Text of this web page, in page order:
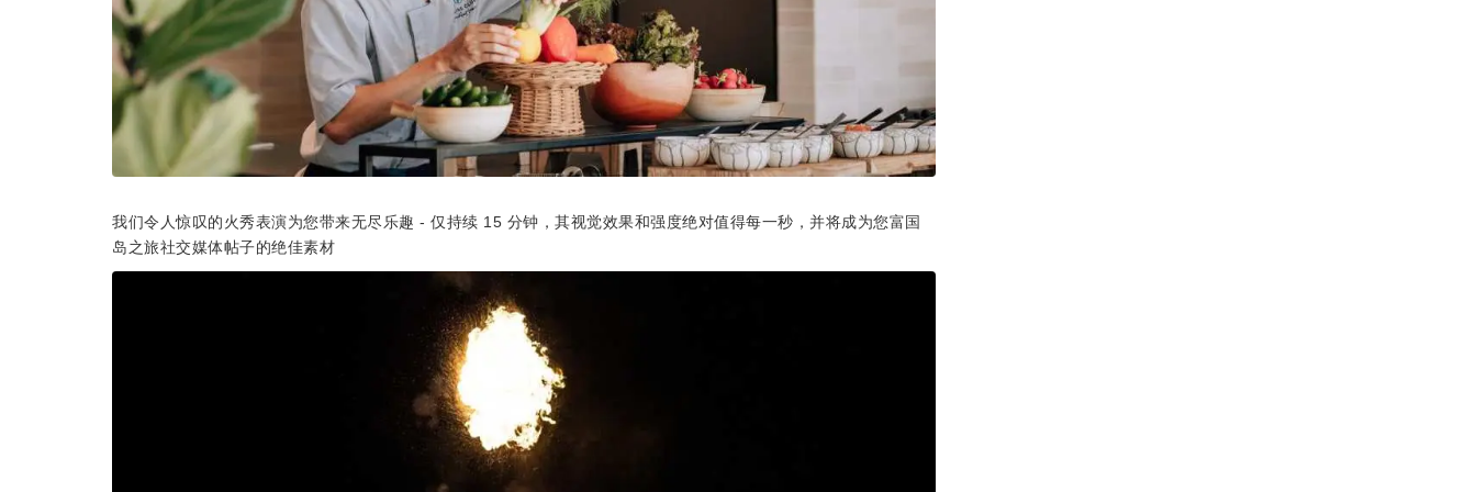
我们令人惊叹的火秀表演为您带来无尽乐趣 - 仅持续 15 分钟，其视觉效果和强度绝对值得每一秒，并将成为您富国
岛之旅社交媒体帖子的绝佳素材